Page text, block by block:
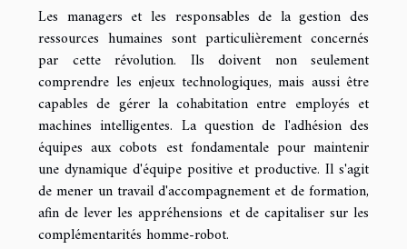
Les managers et les responsables de la gestion des
ressources humaines sont particulièrement concernés
par cette révolution. Ils doivent non seulement
comprendre les enjeux technologiques, mais aussi être
capables de gérer la cohabitation entre employés et
machines intelligentes. La question de l'adhésion des
équipes aux cobots est fondamentale pour maintenir
une dynamique d'équipe positive et productive. Il s'agit
de mener un travail d'accompagnement et de formation,
afin de lever les appréhensions et de capitaliser sur les
complémentarités homme-robot.